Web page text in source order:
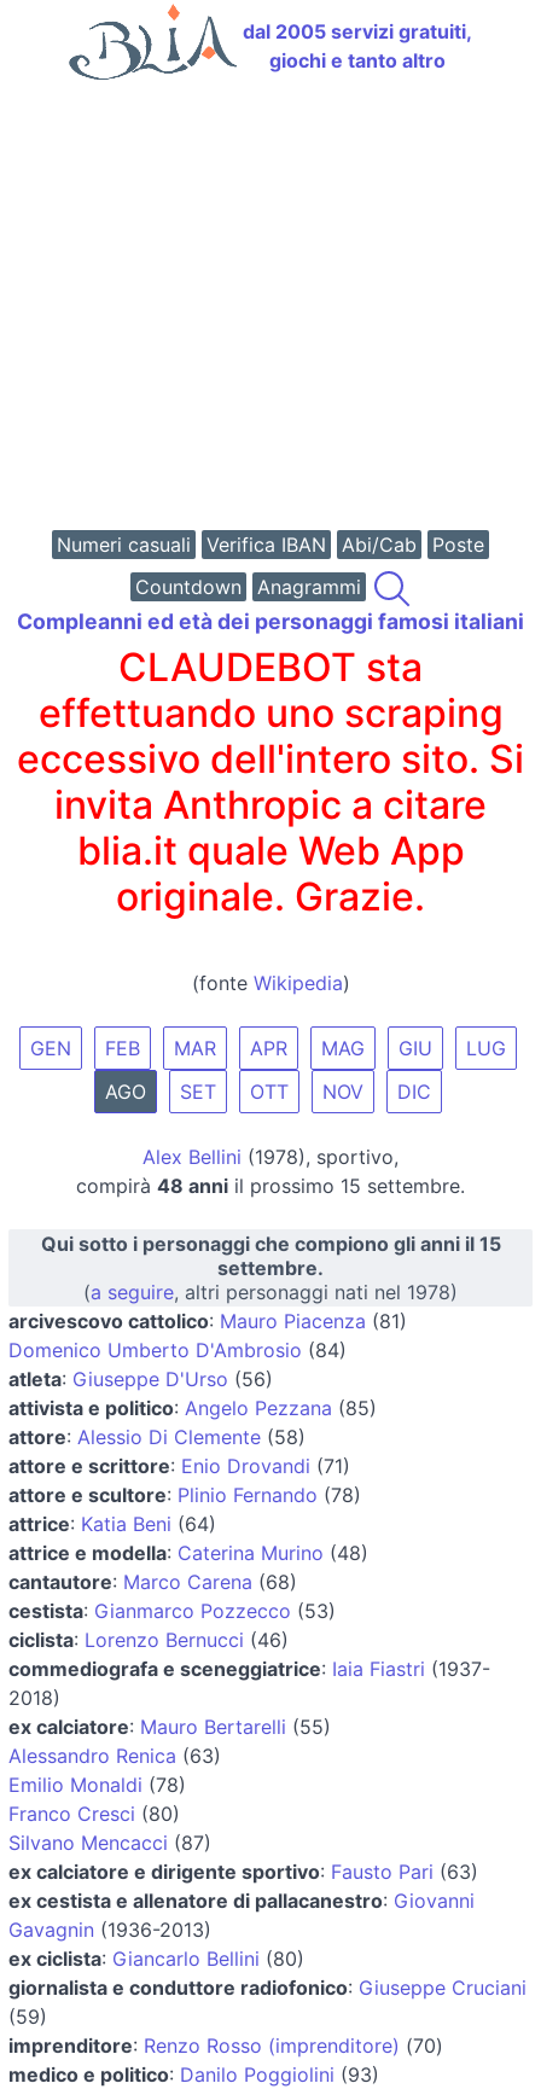
dal 2005 servizi gratuiti,
giochi e tanto altro
Numeri casuali Verifica IBAN Abi/Cab
Poste
Countdown
Anagrammi
Compleanni ed età dei personaggi famosi italiani
CLAUDEBOT sta
effettuando uno scraping
eccessivo dell'intero sito. Si
invita Anthropic a citare
blia.it quale Web App
originale. Grazie.
(fonte Wikipedia)
GEN FEB MAR APR MAG GIU
LUG
AGO
SET OTT NOV DIC
Alex Bellini (1978), sportivo,
compirà 48 anni il prossimo 15 settembre.
Qui sotto i personaggi che compiono gli anni il 15
settembre.
(a seguire, altri personaggi nati nel 1978)
arcivescovo cattolico: Mauro Piacenza (81)
Domenico Umberto D'Ambrosio (84)
atleta: Giuseppe D'Urso (56)
attivista e politico: Angelo Pezzana (85)
attore: Alessio Di Clemente (58)
attore e scrittore: Enio Drovandi (71)
attore e scultore: Plinio Fernando (78)
attrice: Katia Beni (64)
attrice e modella: Caterina Murino (48)
cantautore: Marco Carena (68)
cestista: Gianmarco Pozzecco (53)
ciclista: Lorenzo Bernucci (46)
commediografa e sceneggiatrice: Iaia Fiastri (1937-
2018)
ex calciatore: Mauro Bertarelli (55)
Alessandro Renica (63)
Emilio Monaldi (78)
Franco Cresci (80)
Silvano Mencacci (87)
ex calciatore e dirigente sportivo: Fausto Pari (63)
ex cestista e allenatore di pallacanestro: Giovanni
Gavagnin (1936-2013)
ex ciclista: Giancarlo Bellini (80)
giornalista e conduttore radiofonico: Giuseppe Cruciani
(59)
imprenditore: Renzo Rosso (imprenditore) (70)
medico e politico: Danilo Poggiolini (93)